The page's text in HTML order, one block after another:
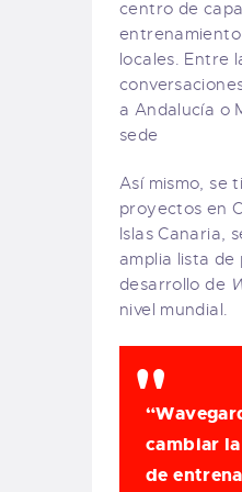
centro de
locales. Entre
a Andalucía o
sede
Así mismo, se
proyectos en
Islas Canaria,
amplia lista de
desarrollo de
nivel mundial.
cambiar
de